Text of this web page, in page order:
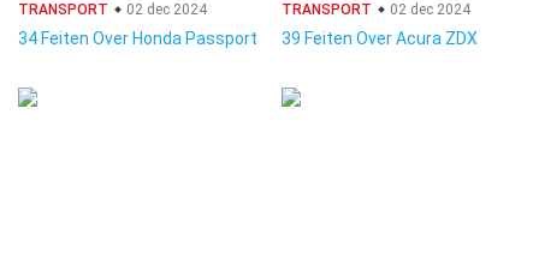
TRANSPORT 02 dec 2024
34 Feiten Over Honda Passport
TRANSPORT 02 dec 2024
39 Feiten Over Acura ZDX